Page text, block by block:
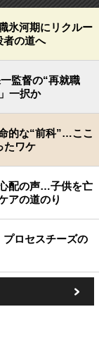
氷河期にリクルー
者の道へ
監督の“再就職
一択か
的な“前科”…ここ
たワケ
配の声…子供を亡
アの道のり
ロセスチーズの